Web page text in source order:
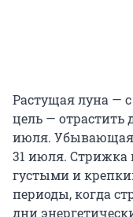
Растущая луна —
цель — отрастить
июля. Убывающая
31 июля. Стрижка
густыми и
периоды, когда
дни